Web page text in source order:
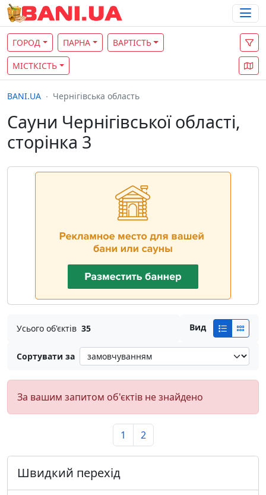
ГОРОД ПАРНА ВАРТІСТЬ
МІСТКІСТЬ
BANI.UA Чернігівська область
Сауни Чернігівської області,
сторінка 3
Усього об'єктів 35 Вид
Сортувати за
За вашим запитом об'єктів не знайдено
1 2
Швидкий перехід